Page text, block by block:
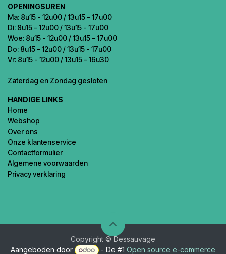
OPENINGSUREN
Ma: 8u15 - 12u00 / 13u15 - 17u00
Di: 8u15 - 12u00 / 13u15 - 17u00
Woe: 8u15 - 12u00 / 13u15 - 17u00
Do: 8u15 - 12u00 / 13u15 - 17u00
Vr: 8u15 - 12u00 / 13u15 - 16u30
Zaterdag en Zondag gesloten
HANDIGE LINKS
Home
Webshop
Over ons
Onze klantenservice
Contactformulier
Algemene voorwaarden
Privacy verklaring
Copyright © Dessauvage
Aangeboden door
- De #1Open source e-commerce